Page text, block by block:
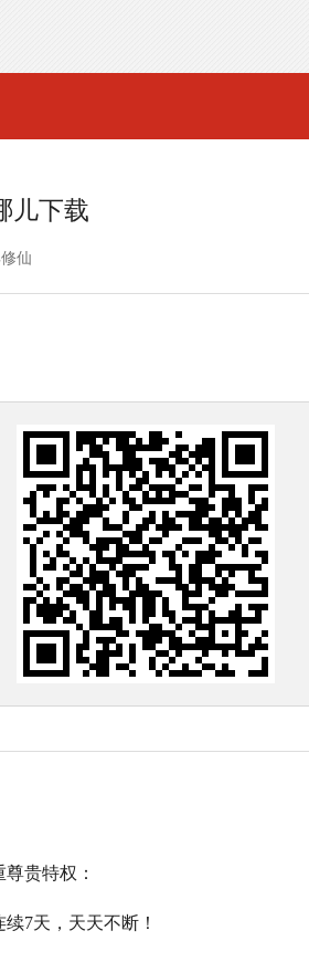
儿下载
仙
贵特权：
7天，天天不断！